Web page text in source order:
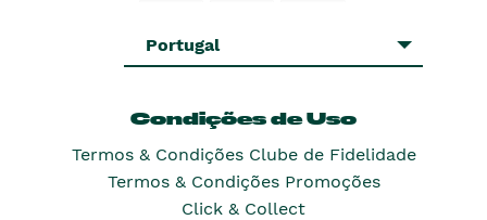
Portugal
Condições de Uso
Termos & Condições Clube de Fidelidade
Termos & Condições Promoções
Click & Collect